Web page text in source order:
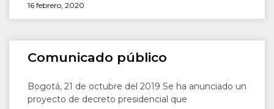
16 febrero, 2020
Comunicado público
Bogotá, 21 de octubre del 2019 Se ha anunciado un
proyecto de decreto presidencial que